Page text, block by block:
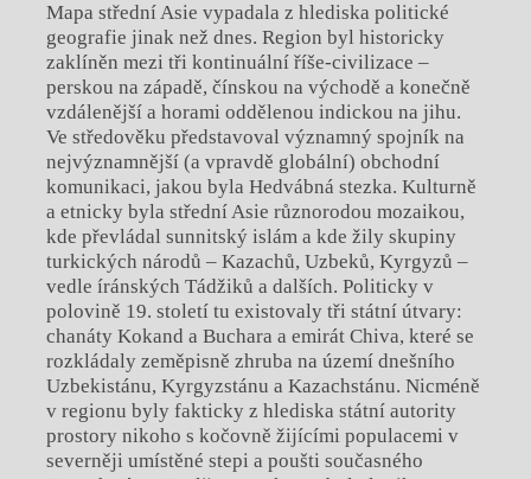
Mapa střední Asie vypadala z hlediska politické
geografie jinak než dnes. Region byl historicky
zaklíněn mezi tři kontinuální říše-civilizace –
perskou na západě, čínskou na východě a konečně
vzdálenější a horami oddělenou indickou na jihu.
Ve středověku představoval významný spojník na
nejvýznamnější (a vpravdě globální) obchodní
komunikaci, jakou byla Hedvábná stezka. Kulturně
a etnicky byla střední Asie různorodou mozaikou,
kde převládal sunnitský islám a kde žily skupiny
turkických národů – Kazachů, Uzbeků, Kyrgyzů –
vedle íránských Tádžiků a dalších. Politicky v
polovině 19. století tu existovaly tři státní útvary:
chanáty Kokand a Buchara a emirát Chiva, které se
rozkládaly zeměpisně zhruba na území dnešního
Uzbekistánu, Kyrgyzstánu a Kazachstánu. Nicméně
v regionu byly fakticky z hlediska státní autority
prostory nikoho s kočovně žijícími populacemi v
severněji umístěné stepi a poušti současného